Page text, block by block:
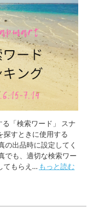
検索ワード」 スナ
探すときに使用する
の出品時に設定してく
でも、適切な検索ワー
てもらえ… もっと読む